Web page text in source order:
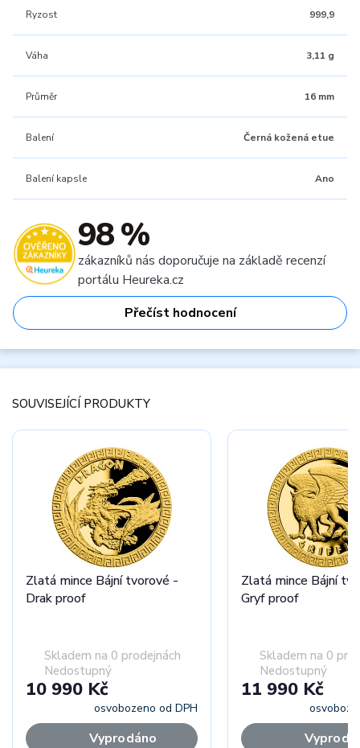
Ryzost 999,9
Váha 3,11 g
Průměr 16 mm
Balení Černá kožená etue
Balení kapsle Ano
98 %
zákazníků nás doporučuje na základě recenzí
portálu Heureka.cz
Přečíst hodnocení
SOUVISEJÍCÍ PRODUKTY
Zlatá mince Bájní tvorové -
Drak proof
Skladem na 0 prodejnách
Nedostupný
10 990 Kč
osvobozeno od DPH
Vyprodáno
Zlatá mince Bájní
Gryf proof
Skladem na 0
Nedostupný
11 990 Kč